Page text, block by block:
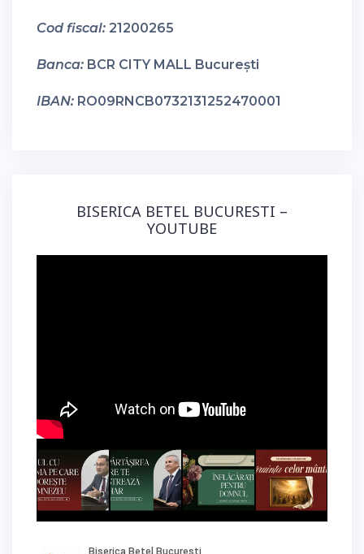
Cod fiscal: 21200265
Banca: BCR CITY MALL București
IBAN: RO09RNCB0732131252470001
BISERICA BETEL BUCURESTI –
YOUTUBE